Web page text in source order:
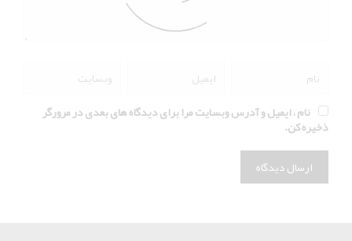
نام ، ایمیل و آدرس وبسایت مرا برای دیدگاه های بعدی در مرورگر
ذخیره کن.